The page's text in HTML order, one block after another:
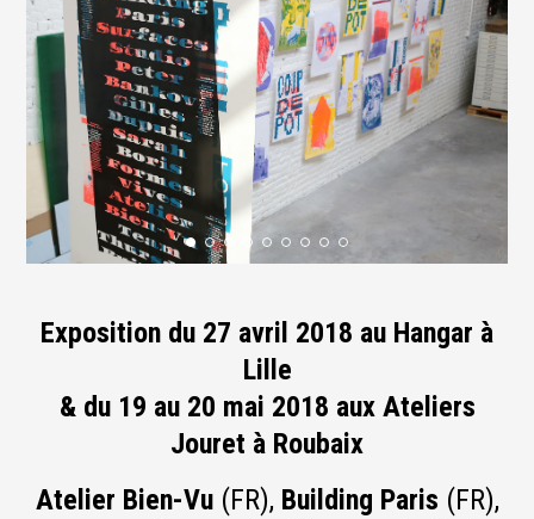
Exposition du 27 avril 2018 au Hangar à
Lille
& du 19 au 20 mai 2018 aux Ateliers
Jouret à Roubaix
Atelier Bien-Vu(FR), Building Paris (FR),